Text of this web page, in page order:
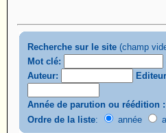
Recherche sur le site (champ
Mot clé:
Auteur:
Année de parution ou réédition :
Ordre de la liste: année